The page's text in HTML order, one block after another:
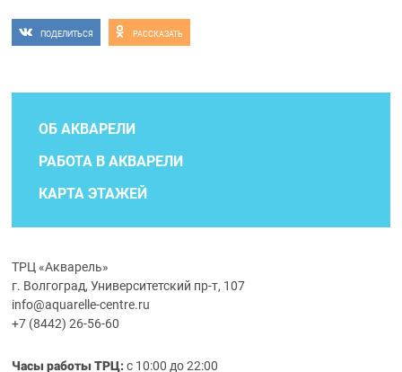
ПОДЕЛИТЬСЯ РАССКАЗАТЬ
ОБ АКВАРЕЛИ
РАБОТА В АКВАРЕЛИ
КАРТА ЭТАЖЕЙ
ТРЦ «Акварель»
г. Волгоград, Университетский пр-т, 107
info@aquarelle-centre.ru
+7 (8442) 26-56-60
Часы работы ТРЦ:с 10:00 до 22:00